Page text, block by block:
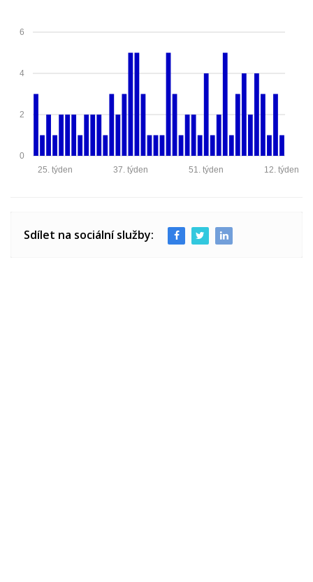
0
2
4
6
12. týden
51. týden
37. týden
25. týden
Sdílet na sociální služby: